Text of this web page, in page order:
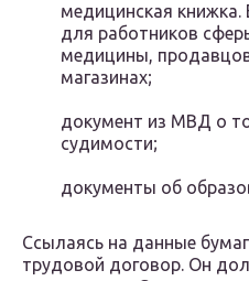
медицинская
для работников
медицины,
магазинах;
документ из МВД о
судимости;
документы об
Ссылаясь на данные
трудовой договор. Он